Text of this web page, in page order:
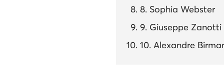
8. Sophia Webster
9. Giuseppe Zanotti
10. Alexandre